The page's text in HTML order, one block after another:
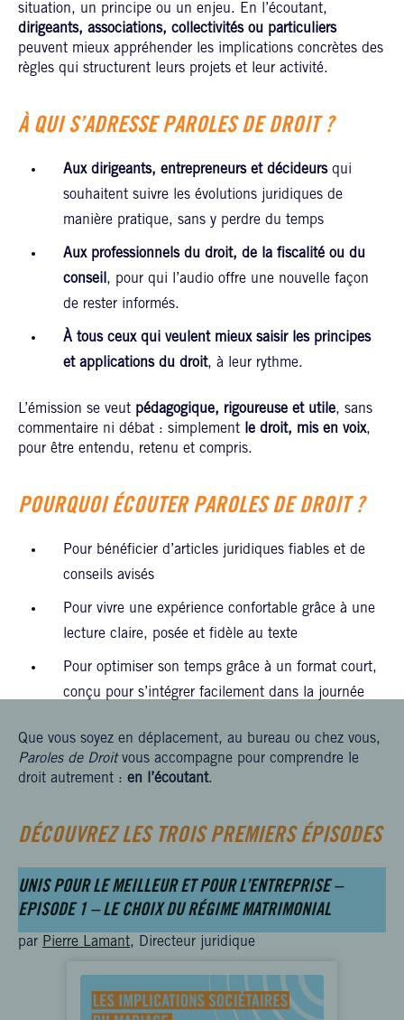
situation, un principe ou un enjeu. En l’écoutant,
dirigeants, associations, collectivités ou particuliers
peuvent mieux appréhender les implications concrètes des
règles qui structurent leurs projets et leur activité.
À QUI S’ADRESSE PAROLES DE DROIT ?
Aux dirigeants, entrepreneurs et décideurs qui
souhaitent suivre les évolutions juridiques de
manière pratique, sans y perdre du temps
Aux professionnels du droit, de la fiscalité ou du
conseil, pour qui l’audio offre une nouvelle façon
de rester informés.
À tous ceux qui veulent mieux saisir les principes
et applications du droit, à leur rythme.
L’émission se veut pédagogique, rigoureuse et utile, sans
commentaire ni débat : simplement le droit, mis en voix,
pour être entendu, retenu et compris.
POURQUOI ÉCOUTER PAROLES DE DROIT ?
Pour bénéficier d’articles juridiques fiables et de
conseils avisés
Pour vivre une expérience confortable grâce à une
lecture claire, posée et fidèle au texte
Pour optimiser son temps grâce à un format court,
conçu pour s’intégrer facilement dans la journée
Que vous soyez en déplacement, au bureau ou chez vous,
Paroles de Droitvous accompagne pour comprendre le
droit autrement : en l’écoutant.
DÉCOUVREZ LES TROIS PREMIERS ÉPISODES
UNIS POUR LE MEILLEUR ET POUR L’ENTREPRISE –
EPISODE 1 – LE CHOIX DU RÉGIME MATRIMONIAL
par Pierre Lamant, Directeur juridique